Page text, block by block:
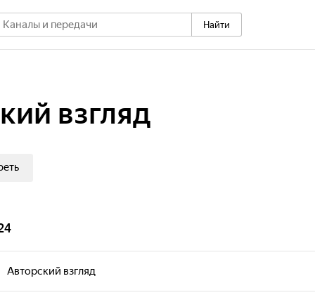
Найти
взгляд
Авторский взгляд